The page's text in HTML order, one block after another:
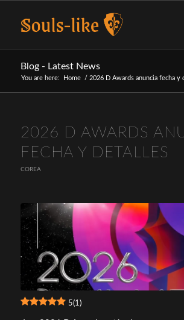
Blog - Latest News
You are here: Home / 2026 D Awards anuncia fecha y
2026 D AWARDS
FECHA Y DETALLES
COREA
5(1)